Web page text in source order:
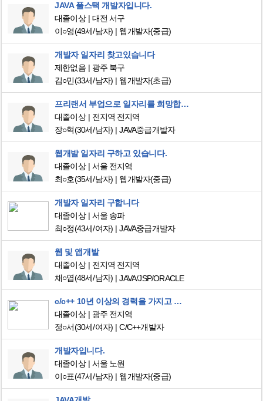
JAVA 풀스택 개발자입니다.
대졸이상
대전 서구
이○영(49세/남자) 웹개발자(중급)
개발자 일자리 찾고있습니다
제한없음
광주 북구
김○민(33세/남자) 웹개발자(초급)
프리랜서 부업으로 일자리를 희망합니다
대졸이상
전지역 전지역
장○혁(30세/남자) JAVA중급개발자
웹개발 일자리 구하고 있습니다.
대졸이상
서울 전지역
최○호(35세/남자) 웹개발자(중급)
개발자 일자리 구합니다
대졸이상
서울 송파
최○정(43세/여자) JAVA중급개발자
웹 및 앱개발
대졸이상
전지역 전지역
채○엽(48세/남자) JAVA/JSP/ORACLE
c/c++ 10년 이상의 경력을 가지고 있는 응용프로그래머, 정은서입니다.
대졸이상
광주 전지역
정○서(30세/여자) C/C++개발자
개발자입니다.
대졸이상
서울 노원
이○표(47세/남자) 웹개발자(중급)